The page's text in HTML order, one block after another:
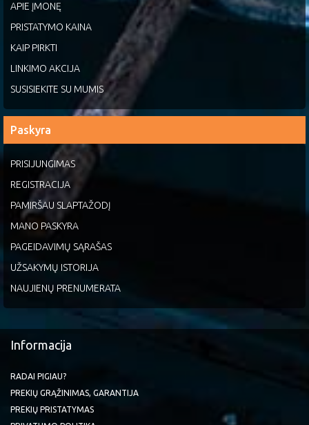
APIE ĮMONĘ
PRISTATYMO KAINA
KAIP PIRKTI
LINKIMO AKCIJA
SUSISIEKITE SU MUMIS
Paskyra
PRISIJUNGIMAS
REGISTRACIJA
PAMIRŠAU SLAPTAŽODĮ
MANO PASKYRA
PAGEIDAVIMŲ SĄRAŠAS
UŽSAKYMŲ ISTORIJA
NAUJIENŲ PRENUMERATA
Informacija
RADAI PIGIAU?
PREKIŲ GRĄŽINIMAS, GARANTIJA
PREKIŲ PRISTATYMAS